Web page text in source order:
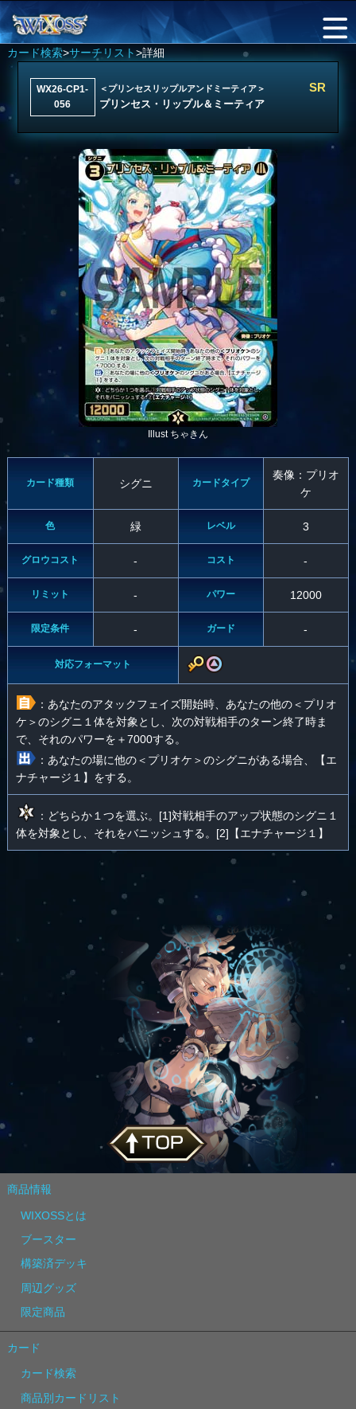
カード検索>サーチリスト>詳細
WX26-CP1-
056
＜プリンセスリップルアンドミーティア＞
プリンセス・リップル＆ミーティア
SR
Illust ちゃきん
カード種類 シグニ カードタイプ
奏像：プリオ
ケ
色 緑 レベル 3
グロウコスト - コスト -
リミット - パワー 12000
限定条件 - ガード -
対応フォーマット
：あなたのアタックフェイズ開始時、あなたの他の＜プリオ
ケ＞のシグニ１体を対象とし、次の対戦相手のターン終了時ま
で、それのパワーを＋7000する。
：あなたの場に他の＜プリオケ＞のシグニがある場合、【エ
ナチャージ１】をする。
：どちらか１つを選ぶ。[1]対戦相手のアップ状態のシグニ１
体を対象とし、それをバニッシュする。[2]【エナチャージ１】
商品情報
WIXOSSとは
ブースター
構築済デッキ
周辺グッズ
限定商品
カード
カード検索
商品別カードリスト